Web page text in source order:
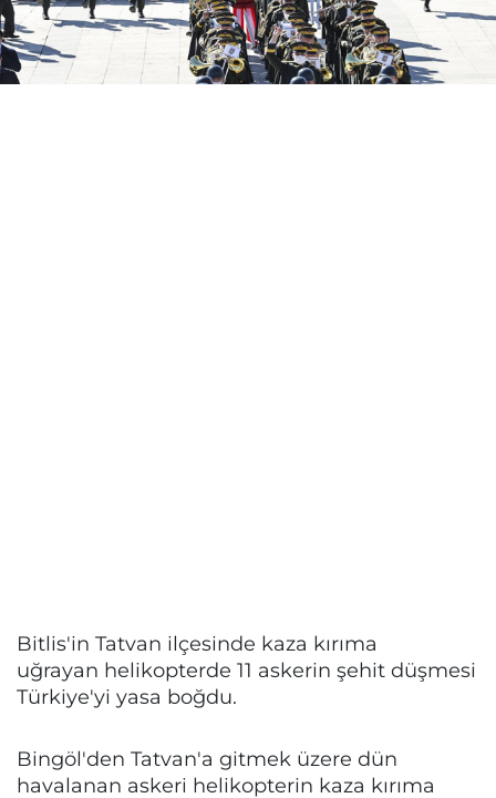
Bitlis'in Tatvan ilçesinde kaza kırıma
uğrayan helikopterde 11 askerin şehit düşmesi
Türkiye'yi yasa boğdu.
Bingöl'den Tatvan'a gitmek üzere dün
havalanan askeri helikopterin kaza kırıma